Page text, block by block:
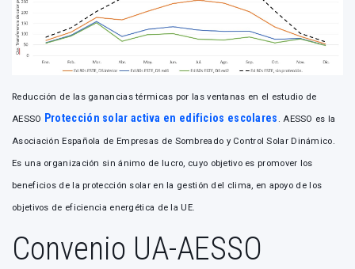
Reducción de las ganancias térmicas por las ventanas en el estudio de
AESSO Protección solar activa en edificios escolares . AESSO es la
Asociación Española de Empresas de Sombreado y Control Solar Dinámico.
Es una organización sin ánimo de lucro, cuyo objetivo es promover los
beneficios de la protección solar en la gestión del clima, en apoyo de los
objetivos de eficiencia energética de la UE.
Convenio UA-AESSO